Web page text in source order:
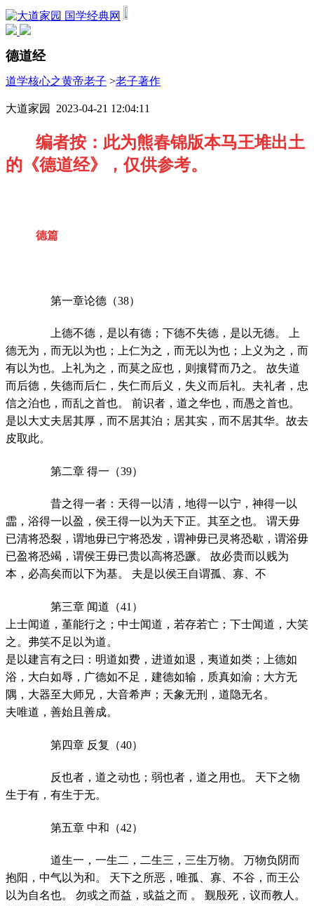
国学经典网
德道经
道学核心之黄帝老子 >老子著作
大道家园 2023-04-21 12:04:11
编者按：此为熊春锦版本马王堆出土
的《德道经》，仅供参考。
德篇
第一章论德（38）
上德不德，是以有德；下德不失德，是以无德。 上
德无为，而无以为也；上仁为之，而无以为也；上义为之，而
有以为也。上礼为之，而莫之应也，则攘臂而乃之。 故失道
而后德，失德而后仁，失仁而后义，失义而后礼。夫礼者，忠
信之泊也，而乱之首也。 前识者，道之华也，而愚之首也。
是以大丈夫居其厚，而不居其泊；居其实，而不居其华。故去
皮取此。
第二章 得一（39）
昔之得一者：天得一以清，地得一以宁，神得一以
霝，浴得一以盈，侯王得一以为天下正。其至之也。 谓天毋
已清将恐裂，谓地毋已宁将恐发，谓神毋已灵将恐歇，谓浴毋
已盈将恐竭，谓侯王毋已贵以高将恐蹶。 故必贵而以贱为
本，必高矣而以下为基。 夫是以侯王自谓孤、寡、不
第三章 闻道（41）
上士闻道，堇能行之；中士闻道，若存若亡；下士闻道，大笑
之。弗笑不足以为道。
是以建言有之曰：明道如费，进道如退，夷道如类；上德如
浴，大白如辱，广德如不足，建德如输，质真如渝；大方无
隅，大器至大师兄，大音希声；天象无刑，道隐无名。
夫唯道，善始且善成。
第四章 反复（40）
反也者，道之动也；弱也者，道之用也。 天下之物
生于有，有生于无。
第五章 中和（42）
道生一，一生二，二生三，三生万物。 万物负阴而
抱阳，中气以为和。 天下之所恶，唯孤、寡、不谷，而王公
以为自名也。 勿或之而益，或益之而 。 觐殷死，议而教人。